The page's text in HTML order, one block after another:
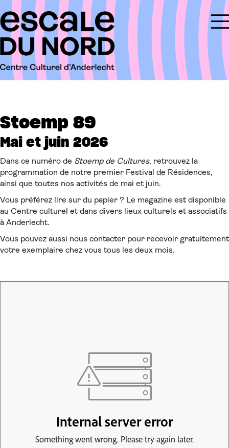
Stoemp 89
Mai et juin 2026
Dans ce numéro de Stoemp de Cultures, retrouvez la
programmation de notre premier Festival de Résidences,
ainsi que toutes nos activités de mai et juin.
Vous préférez lire sur du papier ? Le magazine est disponible
au Centre culturel et dans divers lieux culturels et associatifs
à Anderlecht.
Vous pouvez aussi nous contacter pour recevoir gratuitement
votre exemplaire chez vous tous les deux mois.